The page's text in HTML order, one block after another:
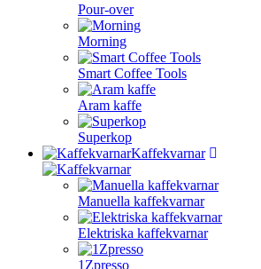
Pour-over
Morning
Smart Coffee Tools
Aram kaffe
Superkop
Kaffekvarnar
Manuella kaffekvarnar
Elektriska kaffekvarnar
1Zpresso